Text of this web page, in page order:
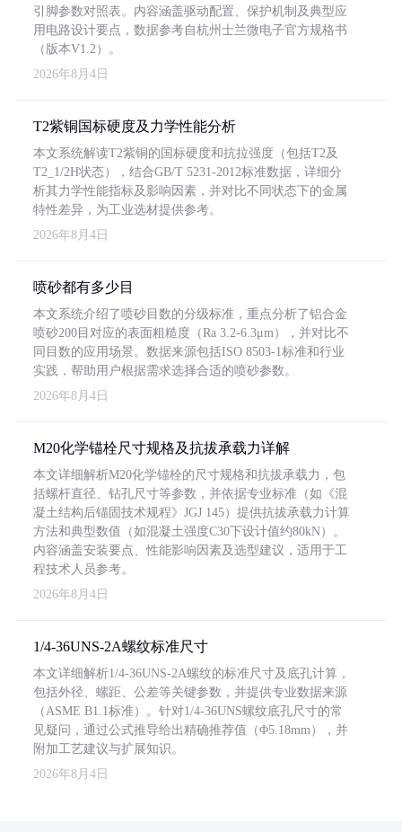
引脚参数对照表。内容涵盖驱动配置、保护机制及典型应
用电路设计要点，数据参考自杭州士兰微电子官方规格书
（版本V1.2）。
2026年8月4日
T2紫铜国标硬度及力学性能分析
本文系统解读T2紫铜的国标硬度和抗拉强度（包括T2及
T2_1/2H状态），结合GB/T 5231-2012标准数据，详细分
析其力学性能指标及影响因素，并对比不同状态下的金属
特性差异，为工业选材提供参考。
2026年8月4日
喷砂都有多少目
本文系统介绍了喷砂目数的分级标准，重点分析了铝合金
喷砂200目对应的表面粗糙度（Ra 3.2-6.3μm），并对比不
同目数的应用场景。数据来源包括ISO 8503-1标准和行业
实践，帮助用户根据需求选择合适的喷砂参数。
2026年8月4日
M20化学锚栓尺寸规格及抗拔承载力详解
本文详细解析M20化学锚栓的尺寸规格和抗拔承载力，包
括螺杆直径、钻孔尺寸等参数，并依据专业标准（如《混
凝土结构后锚固技术规程》JGJ 145）提供抗拔承载力计算
方法和典型数值（如混凝土强度C30下设计值约80kN）。
内容涵盖安装要点、性能影响因素及选型建议，适用于工
程技术人员参考。
2026年8月4日
1/4-36UNS-2A螺纹标准尺寸
本文详细解析1/4-36UNS-2A螺纹的标准尺寸及底孔计算，
包括外径、螺距、公差等关键参数，并提供专业数据来源
（ASME B1.1标准）。针对1/4-36UNS螺纹底孔尺寸的常
见疑问，通过公式推导给出精确推荐值（Φ5.18mm），并
附加工艺建议与扩展知识。
2026年8月4日